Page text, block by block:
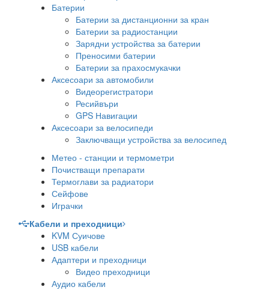
Батерии
Батерии за дистанционни за кран
Батерии за радиостанции
Зарядни устройства за батерии
Преносими батерии
Батерии за прахосмукачки
Аксесоари за автомобили
Видеорегистратори
Ресийвъри
GPS Навигации
Аксесоари за велосипеди
Заключващи устройства за велосипед
Метео - станции и термометри
Почистващи препарати
Термоглави за радиатори
Сейфове
Играчки
Кабели и преходници
KVM Суичове
USB кабели
Адаптери и преходници
Видео преходници
Аудио кабели